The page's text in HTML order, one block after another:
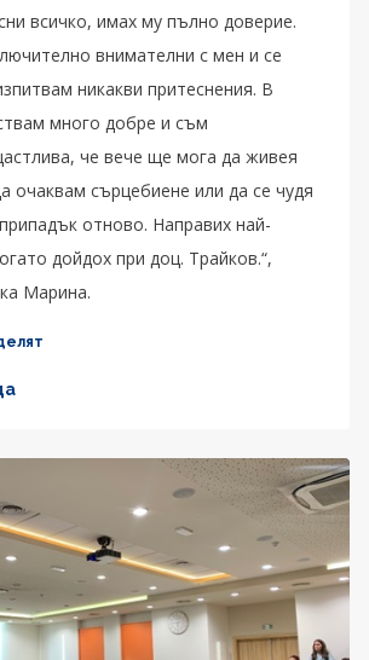
всичко, имах му пълно доверие.
внимателни с мен и се
никакви притеснения. В
много добре и съм
че вече ще мога да живея
очаквам сърцебиене или да се чудя
отново. Направих най-
дойдох при доц. Трайков.“,
Марина.